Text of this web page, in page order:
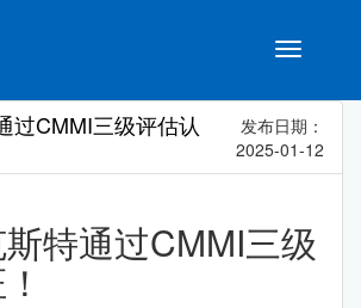
Toggle
过CMMI三级评估认
发布日期：
2025-01-12
特通过CMMI三级